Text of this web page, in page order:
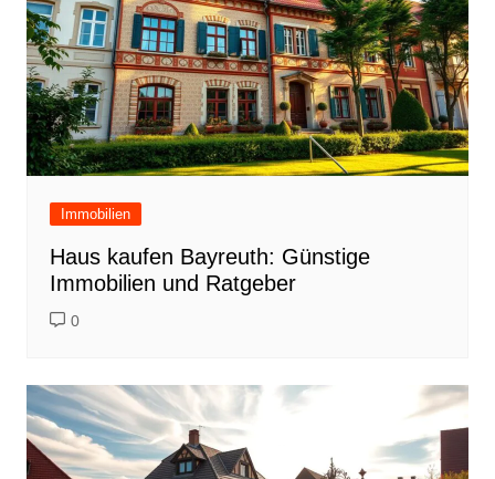
Immobilien
Haus kaufen Bayreuth: Günstige
Immobilien und Ratgeber
0